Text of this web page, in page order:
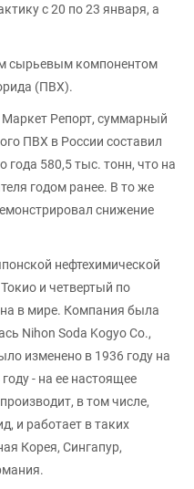
с 20 по 23 января, а
сырьевым компонентом
(ПВХ).
Репорт, суммарный
ПВХ в России составил
года 580,5 тыс. тонн, что на
годом ранее. В то же
снижение
нефтехимической
и четвертый по
в мире. Компания была
Nihon Soda Kogyo Co.,
изменено в 1936 году на
- на ее настоящее
в том числе,
и работает в таких
Корея, Сингапур,